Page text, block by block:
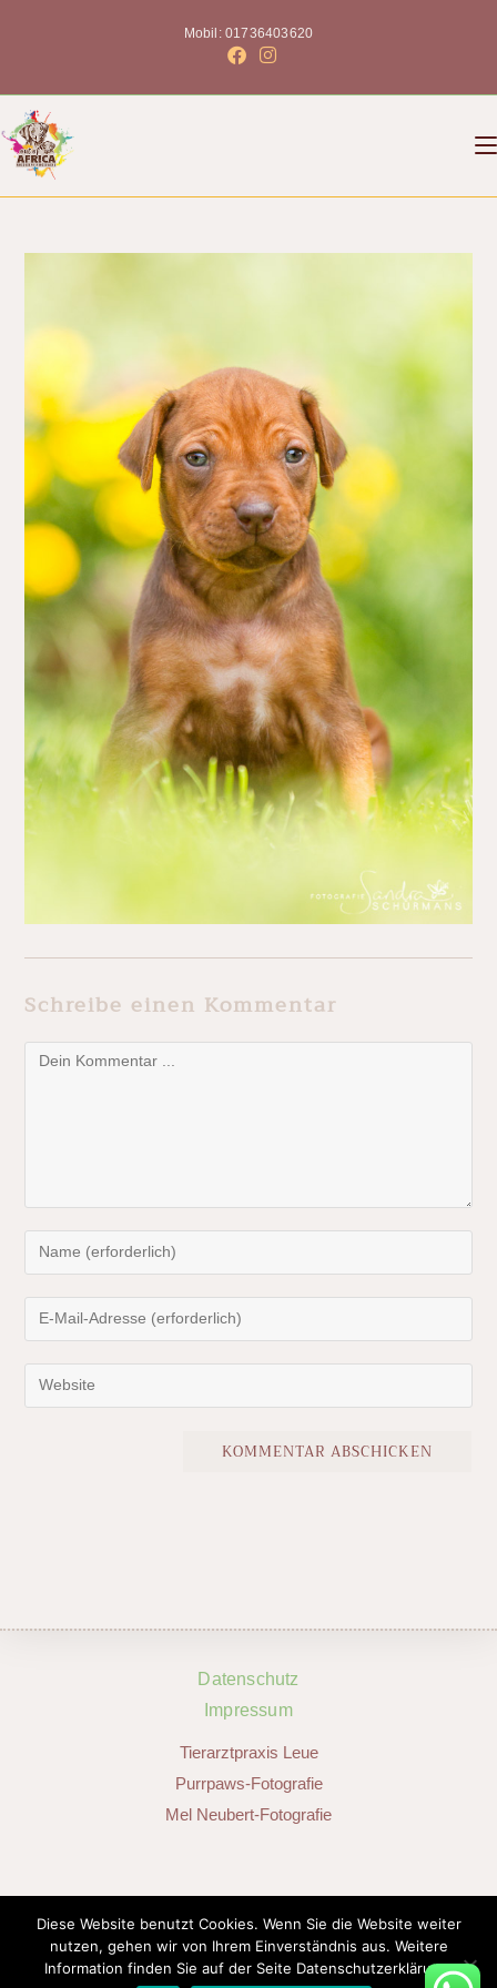
Mobil: 01736403620
Schreibe einen Kommentar
Datenschutz
Impressum
Tierarztpraxis Leue
Purrpaws-Fotografie
Mel Neubert-Fotografie
SOCIAL MEDIA
Diese Website benutzt Cookies. Wenn Sie die Website weiter
nutzen, gehen wir von Ihrem Einverständnis aus. Weitere
Information finden Sie auf der Seite Datenschutzerklärung.